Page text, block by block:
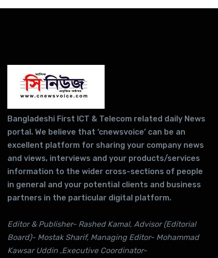
Bangladeshi First ICT & Telecom related daily News
portal. We believe that ‘cnewsvoice’ can be an
excellent platform for sharing your company news
and views, interviews and your products/services
information to the wider cross-sections of people
in general and your potential clients and business
partners in the particular digital platform.
Editor & Publisher- Rashed Kamal, Advisor (Editorial
Board)- Mostak Sharif, Managing Editor- Mohammad
Kawsar Uddin ,Executive Coordinator-